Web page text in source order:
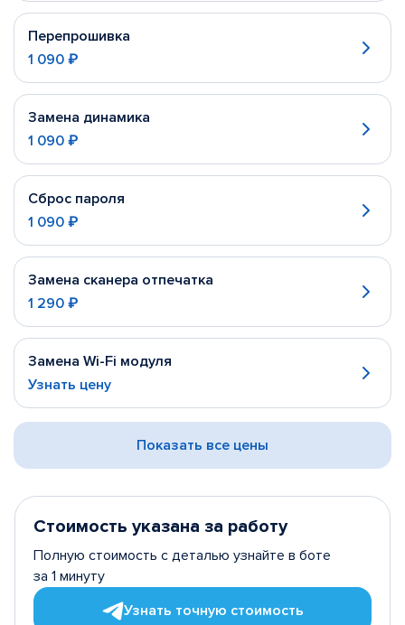
Перепрошивка
1 090 ₽
Замена динамика
1 090 ₽
Сброс пароля
1 090 ₽
Замена сканера отпечатка
1 290 ₽
Замена Wi-Fi модуля
Узнать цену
Показать все цены
Стоимость указана за работу
Полную стоимость с деталью узнайте в боте
за 1 минуту
Узнать точную стоимость